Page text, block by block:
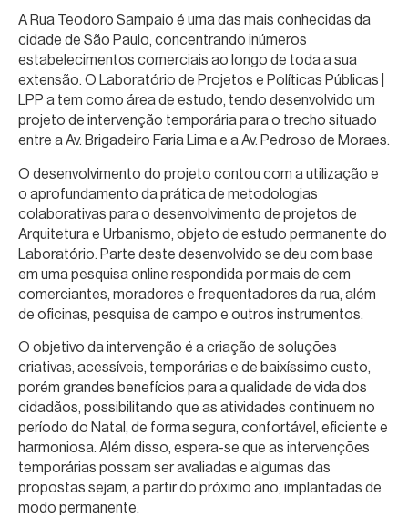
A Rua Teodoro Sampaio é uma das mais conhecidas da
cidade de São Paulo, concentrando inúmeros
estabelecimentos comerciais ao longo de toda a sua
extensão. O Laboratório de Projetos e Políticas Públicas |
LPP a tem como área de estudo, tendo desenvolvido um
projeto de intervenção temporária para o trecho situado
entre a Av. Brigadeiro Faria Lima e a Av. Pedroso de Moraes.
O desenvolvimento do projeto contou com a utilização e
o aprofundamento da prática de metodologias
colaborativas para o desenvolvimento de projetos de
Arquitetura e Urbanismo, objeto de estudo permanente do
Laboratório. Parte deste desenvolvido se deu com base
em uma pesquisa online respondida por mais de cem
comerciantes, moradores e frequentadores da rua, além
de oficinas, pesquisa de campo e outros instrumentos.
O objetivo da intervenção é a criação de soluções
criativas, acessíveis, temporárias e de baixíssimo custo,
porém grandes benefícios para a qualidade de vida dos
cidadãos, possibilitando que as atividades continuem no
período do Natal, de forma segura, confortável, eficiente e
harmoniosa. Além disso, espera-se que as intervenções
temporárias possam ser avaliadas e algumas das
propostas sejam, a partir do próximo ano, implantadas de
modo permanente.